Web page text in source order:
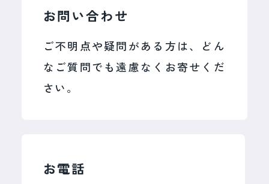
お問い合わせ
ご不明点や疑問がある方は、どん
なご質問でも遠慮なくお寄せくだ
さい。
お電話